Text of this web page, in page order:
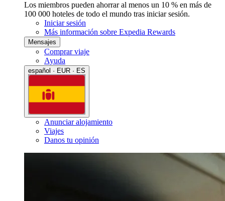
Los miembros pueden ahorrar al menos un 10 % en más de
100 000 hoteles de todo el mundo tras iniciar sesión.
Iniciar sesión
Más información sobre Expedia Rewards
Mensajes
Comprar viaje
Ayuda
español · EUR · ES
Anunciar alojamiento
Viajes
Danos tu opinión